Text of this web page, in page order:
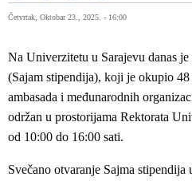
Četvrtak, Oktobar 23., 2025. - 16:00
Na Univerzitetu u Sarajevu danas
(Sajam stipendija), koji je okupio
ambasada i međunarodnih
održan u prostorijama Rektorata
od 10:00 do 16:00 sati.
Svečano otvaranje Sajma